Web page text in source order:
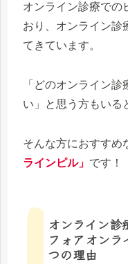
オンライン診療での
おり、オンライン診
てきています。
「どのオンライン
い」と思う方もいる
そんな方におすすめ
ラインピル」 です！
オンライン診
フォアオン
つの理由